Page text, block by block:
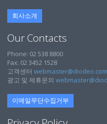
회사소개
Our Contacts
Phone: 02 538 8800
Fax: 02 3452 1528
고객센터 webmaster@diodeo.com
광고 및 제휴문의
이메일무단수집거부